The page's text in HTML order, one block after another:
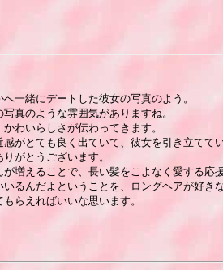
一緒にデートした彼女の写真のよう。
真のような雰囲気がありますね。
わいらしさが伝わってきます。
感がとても良く出ていて、彼女を引き立てて
がとうございます。
が増えることで、長い髪をこよなく愛する応
るんだよということを、ロングヘアが好き
らえればいいな思います。